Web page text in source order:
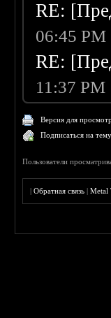
RE:
06:45 PM
RE:
11:37 PM
Версия для
Подписаться на тему
Пользователи
|Обратная связь |Metal